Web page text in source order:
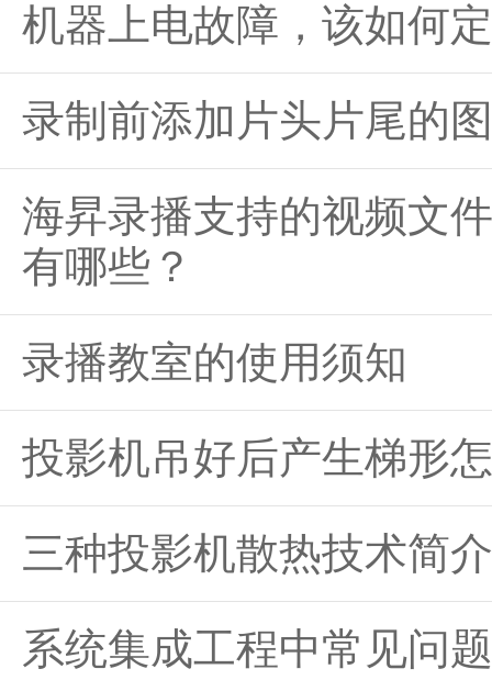
机器上电故障，该如何
录制前添加片头片尾的
海昇录播支持的视频文
有哪些？
录播教室的使用须知
投影机吊好后产生梯形
三种投影机散热技术简介
系统集成工程中常见问